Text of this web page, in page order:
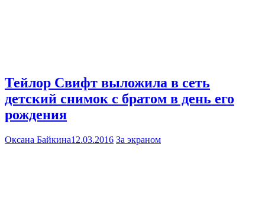
Тейлор Свифт выложила в сеть
детский снимок с братом в день его
рождения
Оксана Байкина12.03.2016 За экраном